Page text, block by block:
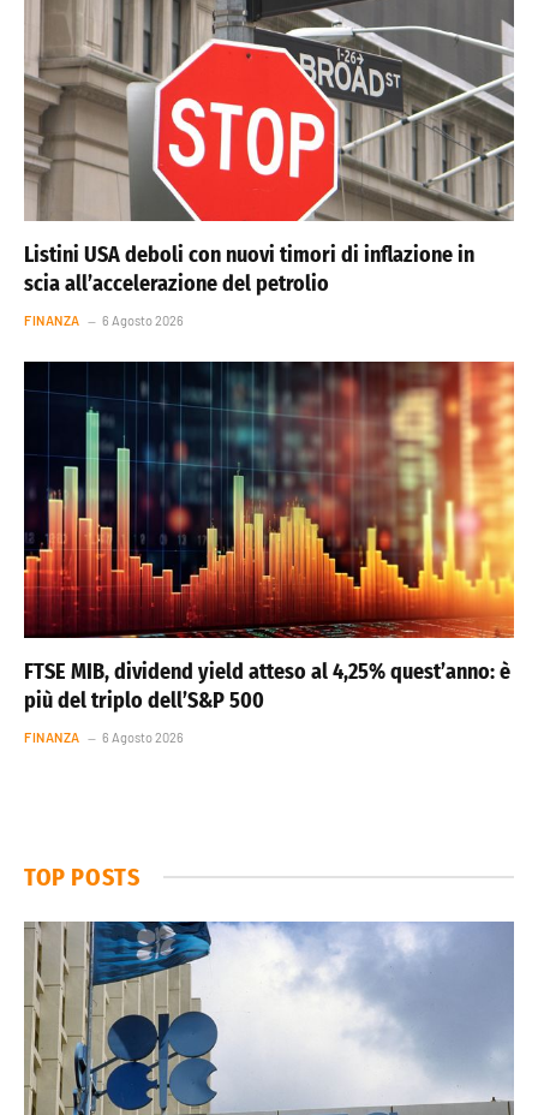
Listini USA deboli con nuovi timori di inflazione in
scia all’accelerazione del petrolio
FINANZA 6 Agosto 2026
FTSE MIB, dividend yield atteso al 4,25% quest’anno: è
più del triplo dell’S&P 500
FINANZA 6 Agosto 2026
TOP POSTS